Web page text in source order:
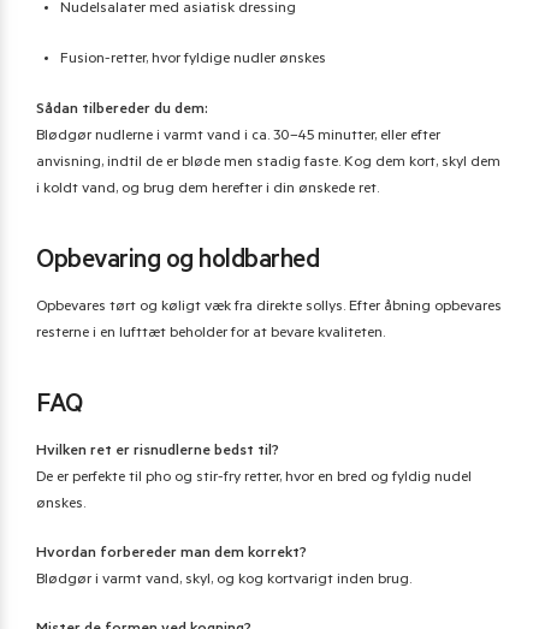
Nudelsalater med asiatisk dressing
Fusion-retter, hvor fyldige nudler ønskes
Sådan tilbereder du dem:
Blødgør nudlerne i varmt vand i ca. 30–45 minutter, eller efter
anvisning, indtil de er bløde men stadig faste. Kog dem kort, skyl dem
i koldt vand, og brug dem herefter i din ønskede ret.
Opbevaring og holdbarhed
Opbevares tørt og køligt væk fra direkte sollys. Efter åbning opbevares
resterne i en lufttæt beholder for at bevare kvaliteten.
FAQ
Hvilken ret er risnudlerne bedst til?
De er perfekte til pho og stir-fry retter, hvor en bred og fyldig nudel
ønskes.
Hvordan forbereder man dem korrekt?
Blødgør i varmt vand, skyl, og kog kortvarigt inden brug.